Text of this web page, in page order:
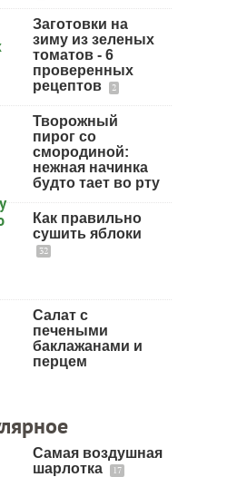
Заготовки на
зиму из зеленых
томатов - 6
проверенных
рецептов
2
Творожный
пирог со
смородиной:
нежная начинка
будто тает во рту
Как правильно
сушить яблоки
32
Салат с
печеными
баклажанами и
перцем
Самая воздушная
шарлотка
17